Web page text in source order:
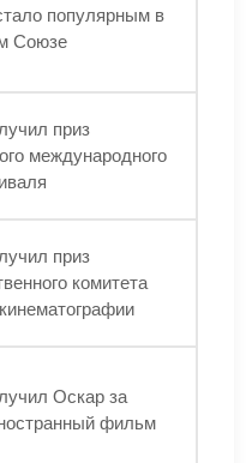
популярным в
Союзе
приз
международного
приз
комитета
Оскар за
фильм